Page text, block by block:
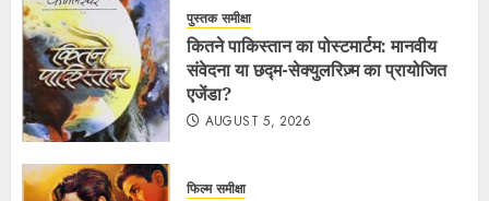
पुस्तक समीक्षा
कितने पाकिस्तान का पोस्टमार्टम: मानवीय
संवेदना या छद्म-सेक्युलरिज़्म का प्रायोजित
एजेंडा?
AUGUST 5, 2026
फिल्म समीक्षा